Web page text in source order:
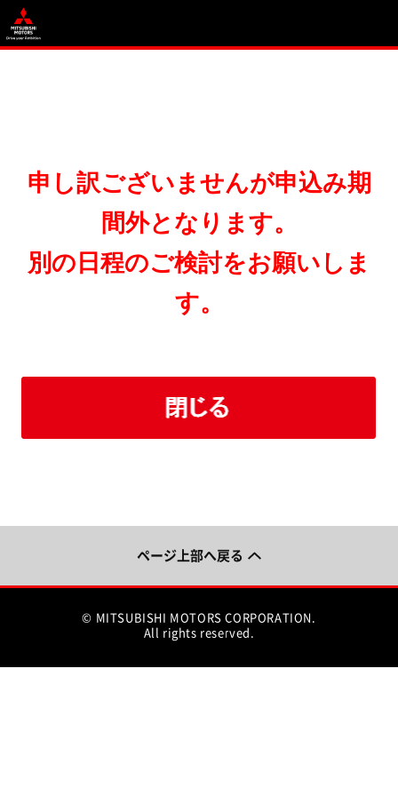
申し訳ございませんが申込み期
間外となります。
別の日程のご検討をお願いしま
す。
ページ上部へ戻る
© MITSUBISHI MOTORS CORPORATION.
All rights reserved.